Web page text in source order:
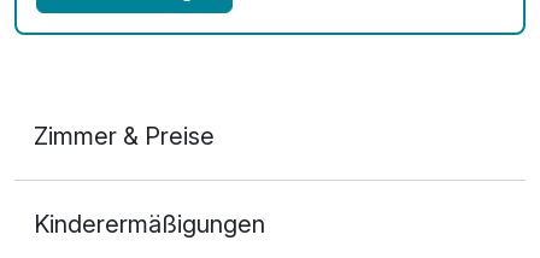
Zimmer & Preise
2 Erwachsene und 1 Kind
Kinderermäßigungen